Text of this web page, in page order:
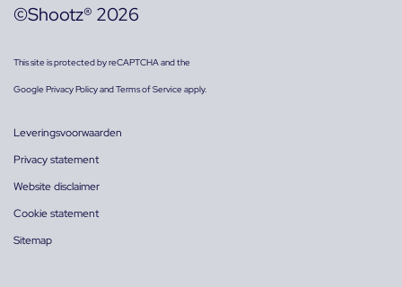
©Shootz® 2026
This site is protected by reCAPTCHA and the
GooglePrivacy PolicyandTerms of Serviceapply.
Leveringsvoorwaarden
Privacy statement
Website disclaimer
Cookie statement
Sitemap